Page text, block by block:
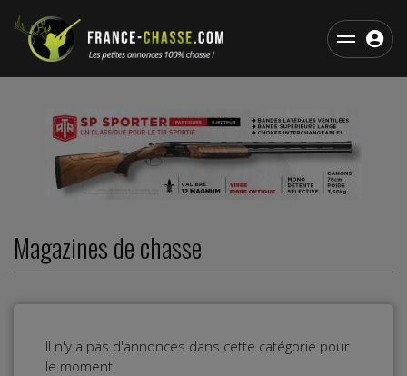
Magazines de chasse
Il n'y a pas d'annonces dans cette catégorie pour
le moment.